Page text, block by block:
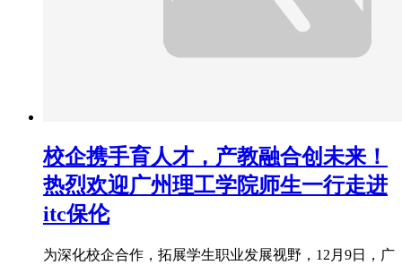
校企携手育人才，产教融合创未来！
热烈欢迎广州理工学院师生一行走进
itc保伦
为深化校企合作，拓展学生职业发展视野，12月9日，广